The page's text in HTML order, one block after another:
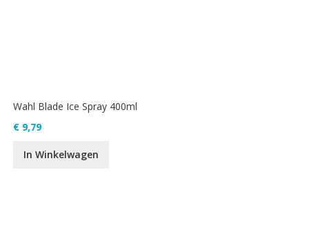
Wahl Blade Ice Spray 400ml
€ 9,79
In Winkelwagen